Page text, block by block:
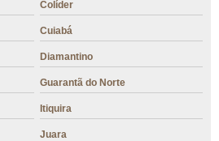
Colíder
Cuiabá
Diamantino
Guarantã do Norte
Itiquira
Juara